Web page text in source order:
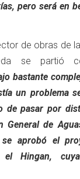
pero será en
de obras de
se partió
bastante
un problema
de pasar por
General de
se aprobó el
Hingan,